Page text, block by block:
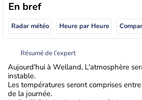
En bref
Radar météo Heure par Heure
Résumé de l’expert
Aujourd'hui à Welland, L'atmosphère
instable.
Les températures seront comprises
de la journée.